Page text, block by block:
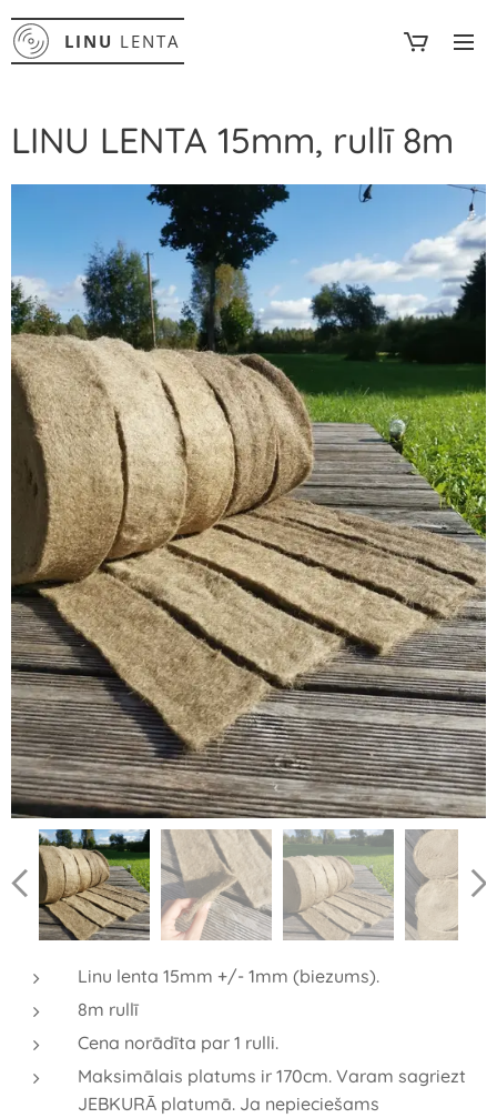
LINU LENTA
LINU LENTA 15mm, rullī 8m
Linu lenta 15mm +/- 1mm (biezums).
8m rullī
Cena norādīta par 1 rulli.
Maksimālais platums ir 170cm. Varam sagriezt
JEBKURĀ platumā. Ja nepieciešams